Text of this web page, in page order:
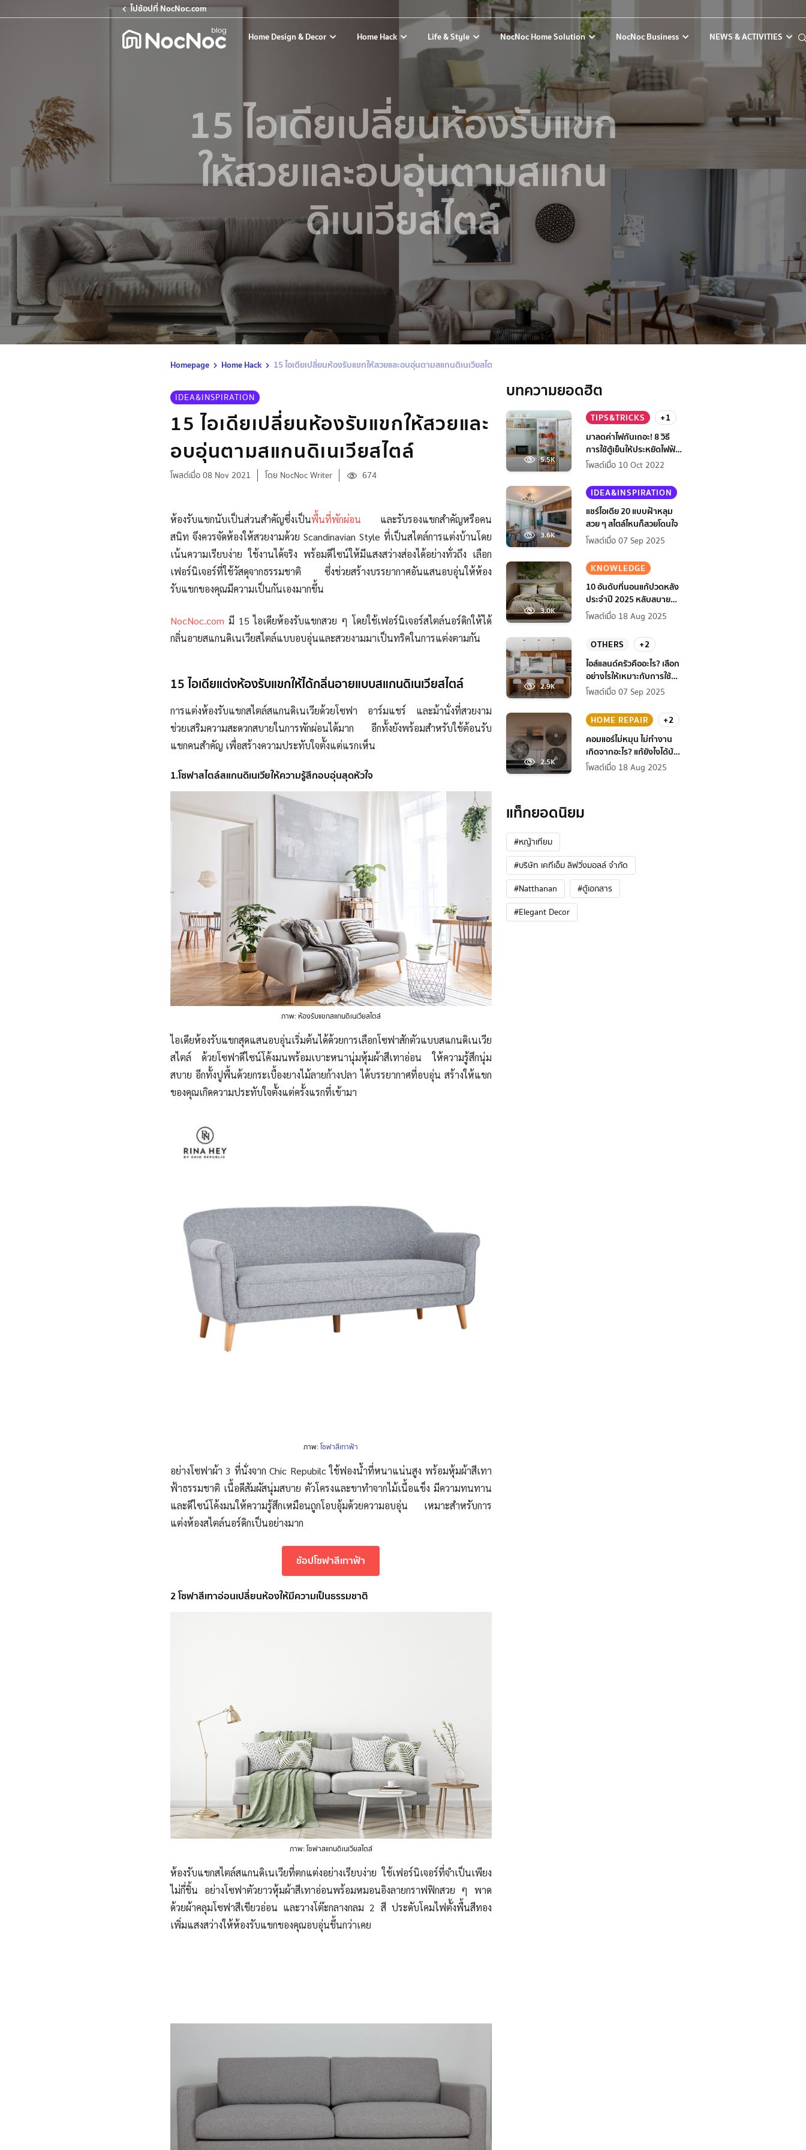
ไปช้อปที่ NocNoc.com
Home Design & Decor Home Hack Life & Style NocNoc Home Solution NocNoc Business NEWS & ACTIVITIES
15 ไอเดียเปลี่ยนห้องรับแขก
ให้สวยและอบอุ่นตามสแกน
ดิเนเวียสไตล์
Homepage Home Hack 15 ไอเดียเปลี่ยนห้องรับแขกให้สวยและอบอุ่นตามสแกนดิเนเวียสไตล์
IDEA&INSPIRATION
15 ไอเดียเปลี่ยนห้องรับแขกให้สวยและ
อบอุ่นตามสแกนดิเนเวียสไตล์
โพสต์เมื่อ 08 Nov 2021 โดย NocNoc Writer 674
ห้องรับแขกนับเป็นส่วนสำคัญซึ่งเป็นพื้นที่พักผ่อน และรับรองแขกสำคัญหรือคน
สนิท จึงควรจัดห้องให้สวยงามด้วย Scandinavian Style ที่เป็นสไตล์การแต่งบ้านโดย
เน้นความเรียบง่าย ใช้งานได้จริง พร้อมดีไซน์ให้มีแสงสว่างส่องได้อย่างทั่วถึง เลือก
เฟอร์นิเจอร์ที่ใช้วัสดุจากธรรมชาติ ซึ่งช่วยสร้างบรรยากาศอันแสนอบอุ่นให้ห้อง
รับแขกของคุณมีความเป็นกันเองมากขึ้น
NocNoc.com มี 15 ไอเดียห้องรับแขกสวย ๆ โดยใช้เฟอร์นิเจอร์สไตล์นอร์ดิกให้ได้
กลิ่นอายสแกนดิเนเวียสไตล์แบบอบอุ่นและสวยงามมาเป็นทริคในการแต่งตามกัน
15 ไอเดียแต่งห้องรับแขกให้ได้กลิ่นอายแบบสแกนดิเนเวียสไตล์
การแต่งห้องรับแขกสไตล์สแกนดิเนเวียด้วยโซฟา อาร์มแชร์ และม้านั่งที่สวยงาม
ช่วยเสริมความสะดวกสบายในการพักผ่อนได้มาก อีกทั้งยังพร้อมสำหรับใช้ต้อนรับ
แขกคนสำคัญ เพื่อสร้างความประทับใจตั้งแต่แรกเห็น
1.โซฟาสไตล์สแกนดิเนเวียให้ความรู้สึกอบอุ่นสุดหัวใจ
ภาพ: ห้องรับแขกสแกนดิเนเวียสไตล์
ไอเดียห้องรับแขกสุดแสนอบอุ่นเริ่มต้นได้ด้วยการเลือกโซฟาสักตัวแบบสแกนดิเนเวีย
สไตล์ ด้วยโซฟาดีไซน์โค้งมนพร้อมเบาะหนานุ่มหุ้มผ้าสีเทาอ่อน ให้ความรู้สึกนุ่ม
สบาย อีกทั้งปูพื้นด้วยกระเบื้องยางไม้ลายก้างปลา ได้บรรยากาศที่อบอุ่น สร้างให้แขก
ของคุณเกิดความประทับใจตั้งแต่ครั้งแรกที่เข้ามา
ภาพ:โซฟาสีเทาฟ้า
อย่างโซฟาผ้า 3 ที่นั่งจาก Chic Repubilc ใช้ฟองน้ำที่หนาแน่นสูง พร้อมหุ้มผ้าสีเทา
ฟ้าธรรมชาติ เนื้อดีสัมผัสนุ่มสบาย ตัวโครงและขาทำจากไม้เนื้อแข็ง มีความทนทาน
และดีไซน์โค้งมนให้ความรู้สึกเหมือนถูกโอบอุ้มด้วยความอบอุ่น เหมาะสำหรับการ
แต่งห้องสไตล์นอร์ดิกเป็นอย่างมาก
ช้อปโซฟาสีเทาฟ้า
2 โซฟาสีเทาอ่อนเปลี่ยนห้องให้มีความเป็นธรรมชาติ
ภาพ: โซฟาสแกนดิเนเวียสไตล์
ห้องรับแขกสไตล์สแกนดิเนเวียที่ตกแต่งอย่างเรียบง่าย ใช้เฟอร์นิเจอร์ที่จำเป็นเพียง
ไม่กี่ชิ้น อย่างโซฟาตัวยาวหุ้มผ้าสีเทาอ่อนพร้อมหมอนอิงลายกราฟฟิกสวย ๆ พาด
ด้วยผ้าคลุมโซฟาสีเขียวอ่อน และวางโต๊ะกลางกลม 2 สี ประดับโคมไฟตั้งพื้นสีทอง
เพิ่มแสงสว่างให้ห้องรับแขกของคุณอบอุ่นขึ้นกว่าเคย
บทความยอดฮิต
5.5K
TIPS&TRICKS
+1
มาลดค่าไฟกันเถอะ! 8 วิธี
การใช้ตู้เย็นให้ประหยัดไฟฟ้า
กว่าเดิม
โพสต์เมื่อ 10 Oct 2022
3.6K
IDEA&INSPIRATION
แชร์ไอเดีย 20 แบบฝ้าหลุม
สวย ๆ สไตล์ไหนก็สวยโดนใจ
โพสต์เมื่อ 07 Sep 2025
3.0K
KNOWLEDGE
10 อันดับที่นอนแก้ปวดหลัง
ประจำปี 2025 หลับสบาย
สุขภาพดียิ่งกว่าเดิม
โพสต์เมื่อ 18 Aug 2025
2.9K
OTHERS
+2
ไอส์แลนด์ครัวคืออะไร? เลือก
อย่างไรให้เหมาะกับการใช้
งานที่บ้าน
โพสต์เมื่อ 07 Sep 2025
2.5K
HOME REPAIR
+2
คอมแอร์ไม่หมุน ไม่ทํางาน
เกิดจากอะไร? แก้ยังไงได้บ้าง
ก่อนแอร์พัง!
โพสต์เมื่อ 18 Aug 2025
แท็กยอดนิยม
#หญ้าเทียม
#บริษัท เคทีเอ็ม ลิฟวิ่งมอลล์ จำกัด
#Natthanan
#ตู้เอกสาร
#Elegant Decor